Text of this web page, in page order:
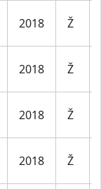
2018 Ž
2018 Ž
2018 Ž
2018 Ž